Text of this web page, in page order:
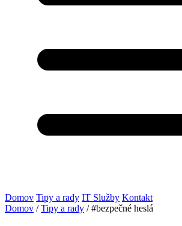
Domov Tipy a rady IT Služby Kontakt
Domov / Tipy a rady / #bezpečné heslá